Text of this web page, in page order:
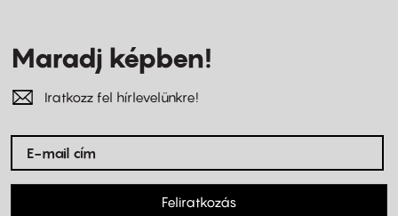
Maradj képben!
Iratkozz fel hírlevelünkre!
Feliratkozás